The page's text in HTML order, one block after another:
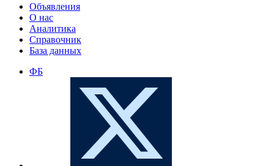
Объявления
О нас
Аналитика
Справочник
База данных
ФБ